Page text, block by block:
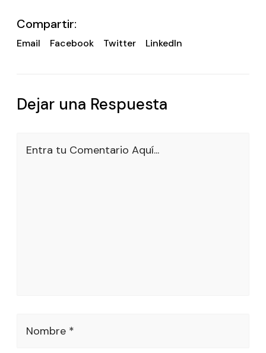
Compartir:
Email Facebook Twitter LinkedIn
Dejar una Respuesta
Entra tu Comentario Aquí...
Nombre *